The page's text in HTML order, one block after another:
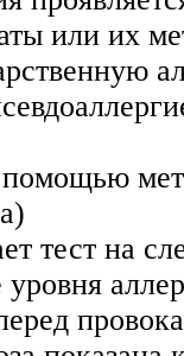
или их
тест на